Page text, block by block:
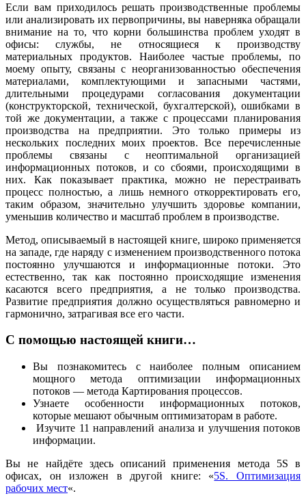
Если вам приходилось решать производственные проблемы
или анализировать их первопричины, вы наверняка обращали
внимание на то, что корни большинства проблем уходят в
офисы: службы, не относящиеся к производству
материальных продуктов. Наиболее частые проблемы, по
моему опыту, связаны с неорганизованностью обеспечения
материалами, комплектующими и запасными частями,
длительными процедурами согласования документации
(конструкторской, технической, бухгалтерской), ошибками в
той же документации, а также с процессами планирования
производства на предприятии. Это только примеры из
нескольких последних моих проектов. Все перечисленные
проблемы связаны с неоптимальной организацией
информационных потоков, и со сбоями, происходящими в
них. Как показывает практика, можно не перестраивать
процесс полностью, а лишь немного откорректировать его,
таким образом, значительно улучшить здоровье компании,
уменьшив количество и масштаб проблем в производстве.
Метод, описываемый в настоящей книге, широко применяется
на западе, где наряду с изменением производственного потока
постоянно улучшаются и информационные потоки. Это
естественно, так как постоянно происходящие изменения
касаются всего предприятия, а не только производства.
Развитие предприятия должно осуществляться равномерно и
гармонично, затрагивая все его части.
С помощью настоящей книги…
Вы познакомитесь с наиболее полным описанием
мощного метода оптимизации информационных
потоков — метода Картирования процессов.
Узнаете особенности информационных потоков,
которые мешают обычным оптимизаторам в работе.
Изучите 11 направлений анализа и улучшения потоков
информации.
Вы не найдёте здесь описаний применения метода 5S в
офисах, он изложен в другой книге: «5S. Оптимизация
рабочих мест«.